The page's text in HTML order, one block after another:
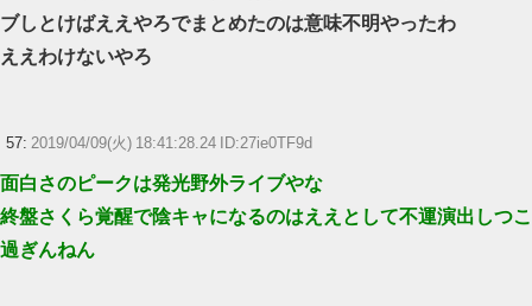
ブしとけばええやろでまとめたのは意味不明やったわ
ええわけないやろ
57: 2019/04/09(火) 18:41:28.24 ID:27ie0TF9d
面白さのピークは発光野外ライブやな
終盤さくら覚醒で陰キャになるのはええとして不運演出しつこ
過ぎんねん